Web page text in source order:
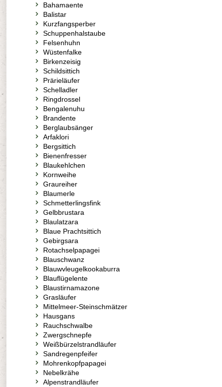
Bahamaente
Balistar
Kurzfangsperber
Schuppenhalstaube
Felsenhuhn
Wüstenfalke
Birkenzeisig
Schildsittich
Prärieläufer
Schelladler
Ringdrossel
Bengalenuhu
Brandente
Berglaubsänger
Arfaklori
Bergsittich
Bienenfresser
Blaukehlchen
Kornweihe
Graureiher
Blaumerle
Schmetterlingsfink
Gelbbrustara
Blaulatzara
Blaue Prachtsittich
Gebirgsara
Rotachselpapagei
Blauschwanz
Blauwvleugelkookaburra
Blauflügelente
Blaustirnamazone
Grasläufer
Mittelmeer-Steinschmätzer
Hausgans
Rauchschwalbe
Zwergschnepfe
Weißbürzelstrandläufer
Sandregenpfeifer
Mohrenkopfpapagei
Nebelkrähe
Alpenstrandläufer